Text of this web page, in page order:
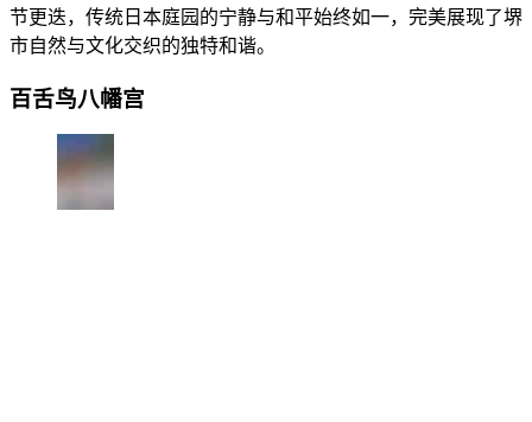
节更迭，传统日本庭园的宁静与和平始终如一，完美展现了堺
市自然与文化交织的独特和谐。
百舌鸟八幡宫